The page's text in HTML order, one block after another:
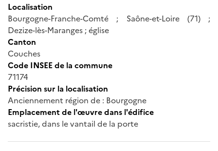
Localisation
Bourgogne-Franche-Comté ; Saône-et-Loire (71) ;
Dezize-lès-Maranges ; église
Canton
Couches
Code INSEE de la commune
71174
Précision sur la localisation
Anciennement région de : Bourgogne
Emplacement de l'œuvre dans l'édifice
sacristie, dans le vantail de la porte